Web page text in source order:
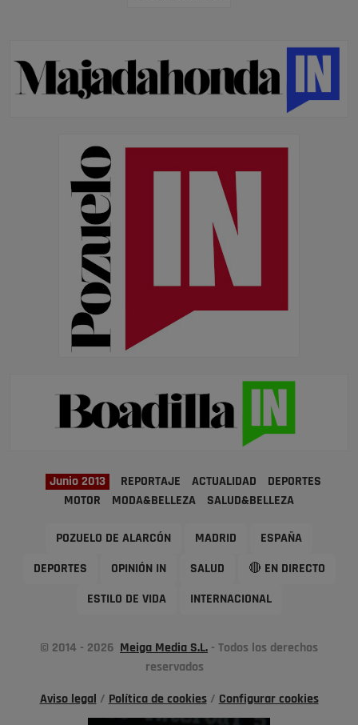
Junio 2013 REPORTAJE ACTUALIDAD
DEPORTES
MOTOR
MODA&BELLEZA SALUD&BELLEZA
POZUELO DE ALARCÓN MADRID ESPAÑA
DEPORTES OPINIÓN IN SALUD 🔴 EN DIRECTO
ESTILO DE VIDA INTERNACIONAL
© 2014 - 2026 Meiga Media S.L. - Todos los derechos
reservados
Aviso legal / Política de cookies/ Configurar cookies